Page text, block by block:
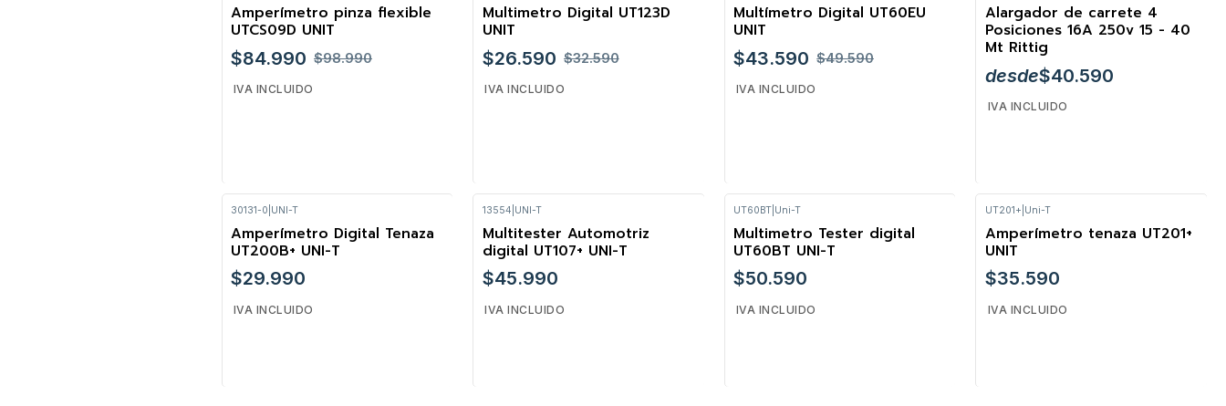
-14%
Amperímetro pinza flexible
UTCS09D UNIT
$84.990 $98.990
IVA INCLUIDO
-18%
Multimetro Digital UT123D
UNIT
$26.590 $32.590
IVA INCLUIDO
-12%
Multímetro Digital UT60EU
UNIT
$43.590 $49.590
IVA INCLUIDO
Alargador de carrete 4
Posiciones 16A 250v 15 - 40
Mt Rittig
desde$40.590
IVA INCLUIDO
30131-0 UNI-T
Amperímetro Digital Tenaza
UT200B+ UNI-T
$29.990
IVA INCLUIDO
13554 UNI-T
Multitester Automotriz
digital UT107+ UNI-T
$45.990
IVA INCLUIDO
UT60BT Uni-T
Multimetro Tester digital
UT60BT UNI-T
$50.590
IVA INCLUIDO
UT201+ Uni-T
Amperímetro tenaza UT201+
UNIT
$35.590
IVA INCLUIDO